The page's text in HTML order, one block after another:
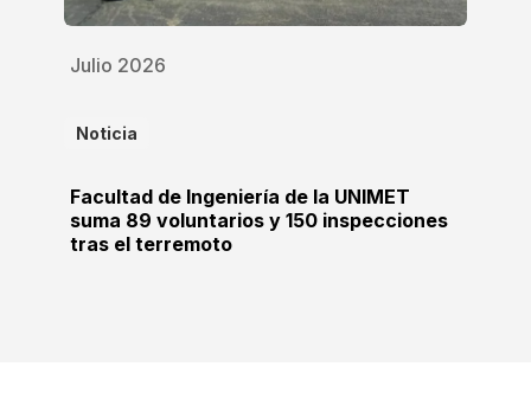
Julio 2026
Noticia
Facultad de Ingeniería de la UNIMET
suma 89 voluntarios y 150 inspecciones
tras el terremoto